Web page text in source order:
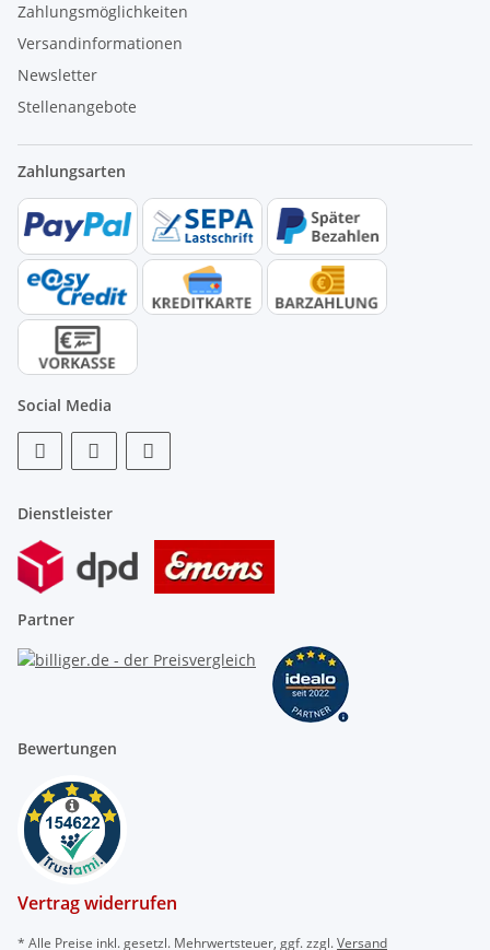
Zahlungsmöglichkeiten
Versandinformationen
Newsletter
Stellenangebote
Zahlungsarten
Social Media
Dienstleister
Partner
Bewertungen
Vertrag widerrufen
* Alle Preise inkl. gesetzl. Mehrwertsteuer, ggf. zzgl.Versand